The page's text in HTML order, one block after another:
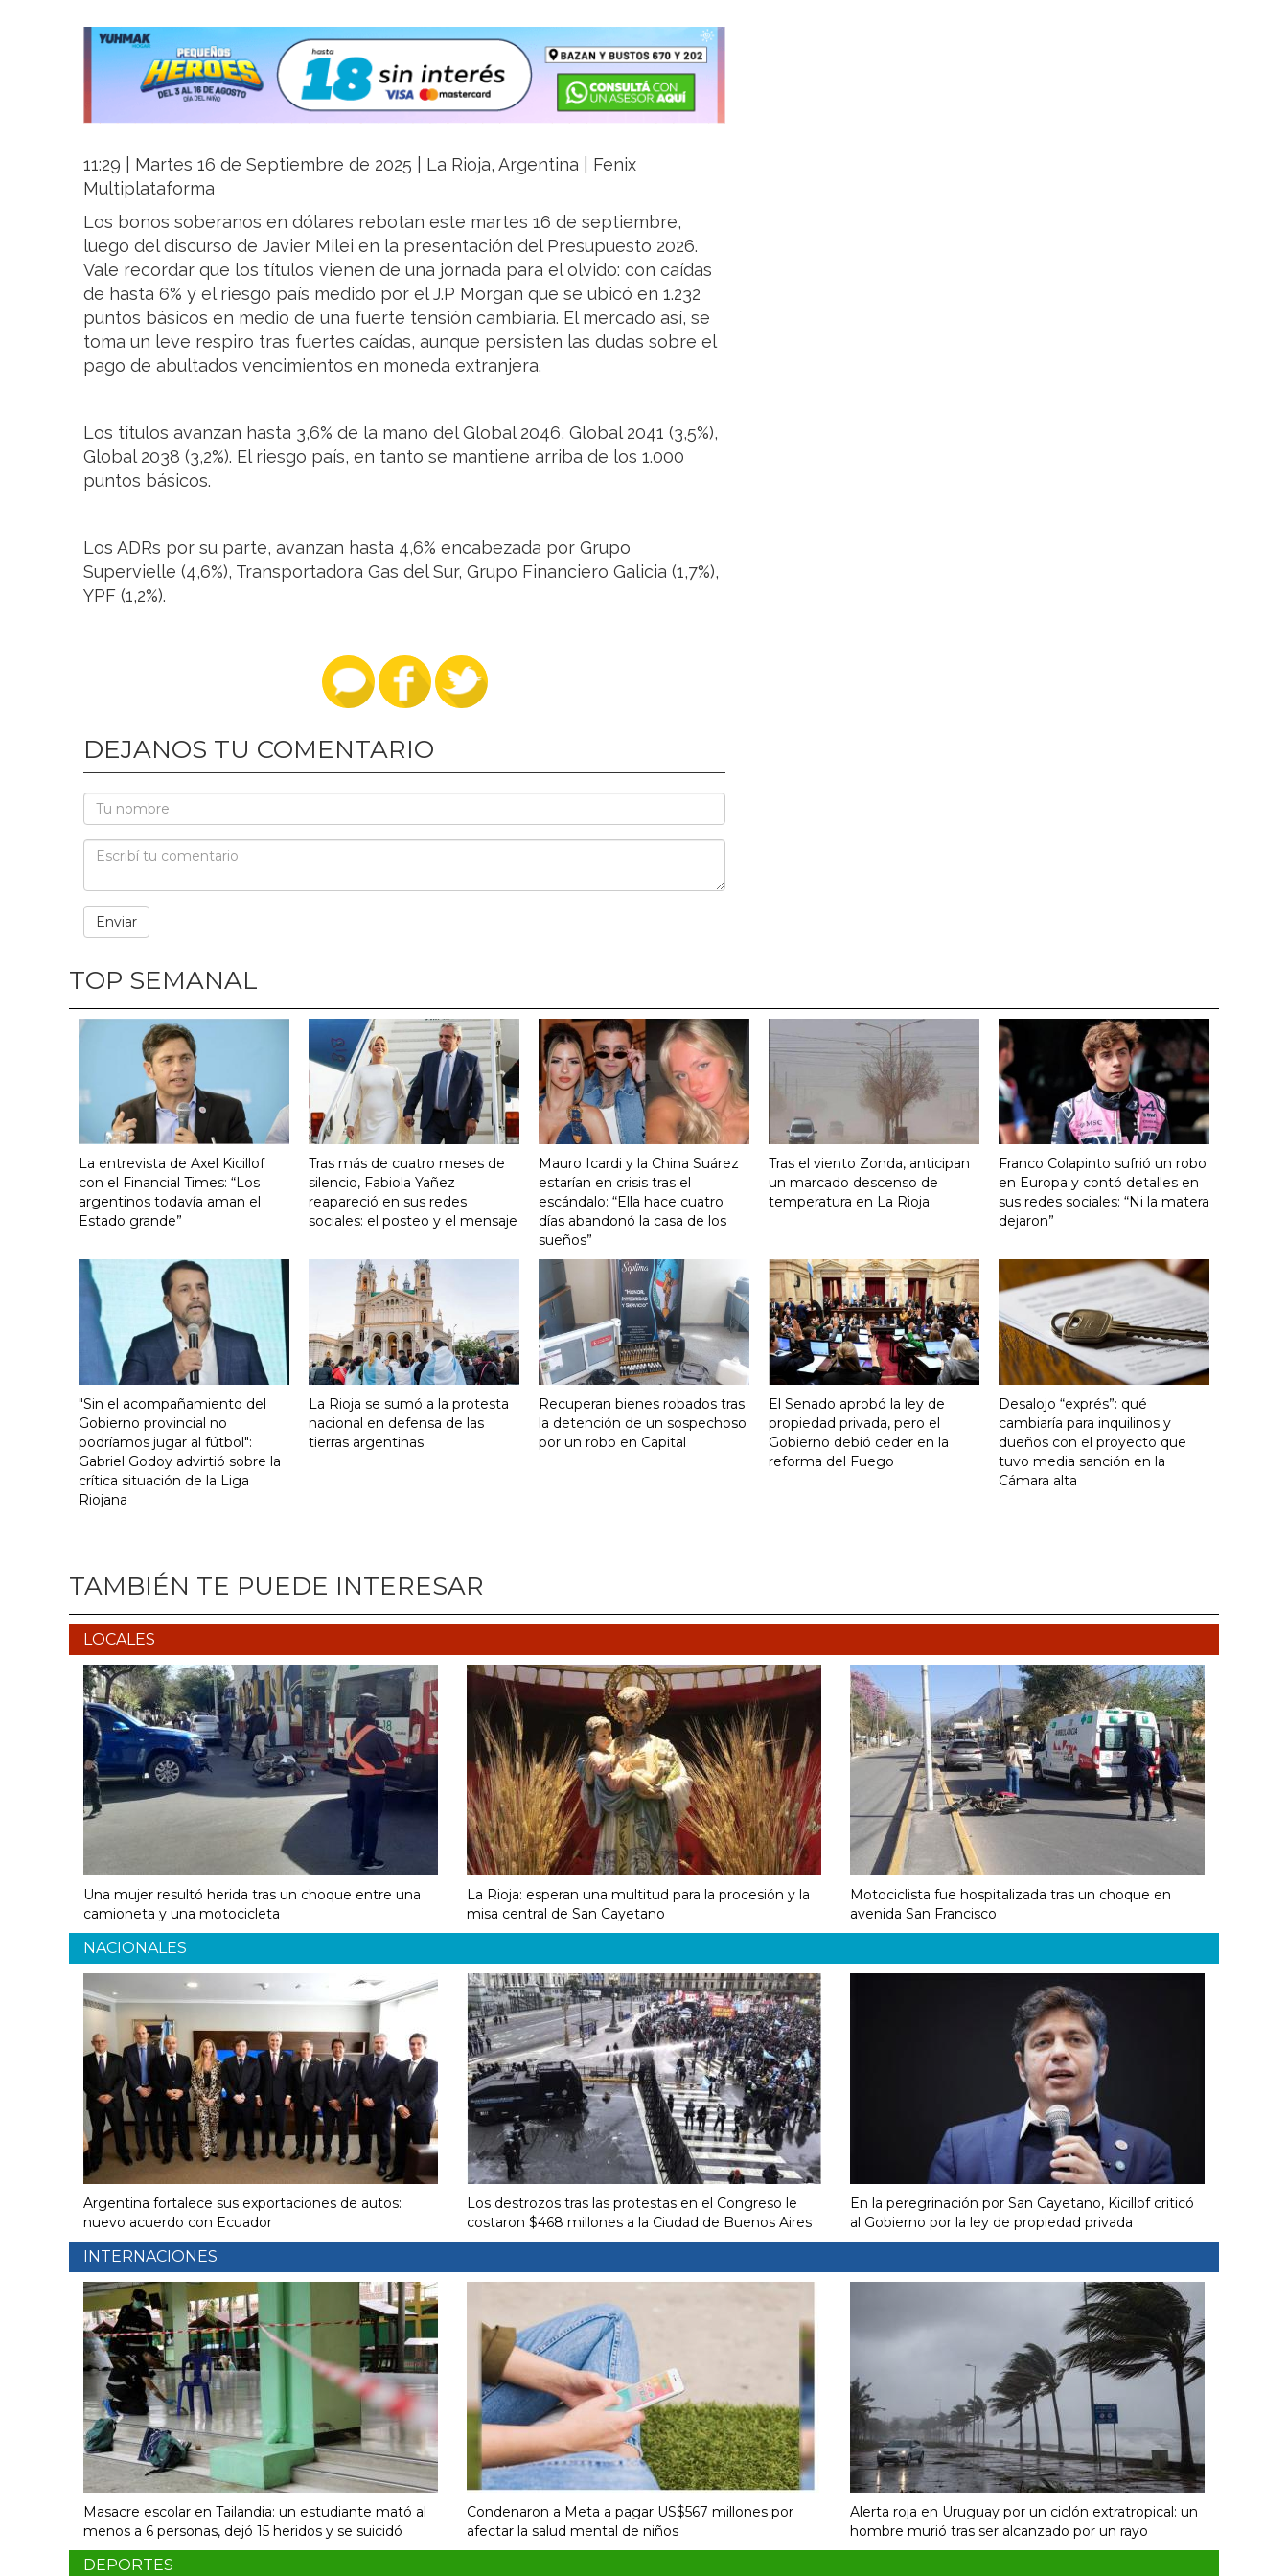
11:29 | Martes 16 de Septiembre de 2025 | La Rioja, Argentina | Fenix
Multiplataforma
Los bonos soberanos en dólares rebotan este martes 16 de septiembre,
luego del discurso de Javier Milei en la presentación del Presupuesto 2026.
Vale recordar que los títulos vienen de una jornada para el olvido: con caídas
de hasta 6% y el riesgo país medido por el J.P Morgan que se ubicó en 1.232
puntos básicos en medio de una fuerte tensión cambiaria. El mercado así, se
toma un leve respiro tras fuertes caídas, aunque persisten las dudas sobre el
pago de abultados vencimientos en moneda extranjera.
Los títulos avanzan hasta 3,6% de la mano del Global 2046, Global 2041 (3,5%),
Global 2038 (3,2%). El riesgo país, en tanto se mantiene arriba de los 1.000
puntos básicos.
Los ADRs por su parte, avanzan hasta 4,6% encabezada por Grupo
Supervielle (4,6%), Transportadora Gas del Sur, Grupo Financiero Galicia (1,7%),
YPF (1,2%).
DEJANOS TU COMENTARIO
TOP SEMANAL
La entrevista de Axel Kicillof
con el Financial Times: “Los
argentinos todavía aman el
Estado grande”
Tras más de cuatro meses de
silencio, Fabiola Yañez
reapareció en sus redes
sociales: el posteo y el mensaje
Mauro Icardi y la China Suárez
estarían en crisis tras el
escándalo: “Ella hace cuatro
días abandonó la casa de los
sueños”
Tras el viento Zonda, anticipan
un marcado descenso de
temperatura en La Rioja
Franco Colapinto sufrió un robo
en Europa y contó detalles en
sus redes sociales: “Ni la matera
dejaron”
"Sin el acompañamiento del
Gobierno provincial no
podríamos jugar al fútbol":
Gabriel Godoy advirtió sobre la
crítica situación de la Liga
Riojana
La Rioja se sumó a la protesta
nacional en defensa de las
tierras argentinas
Recuperan bienes robados tras
la detención de un sospechoso
por un robo en Capital
El Senado aprobó la ley de
propiedad privada, pero el
Gobierno debió ceder en la
reforma del Fuego
Desalojo “exprés”: qué
cambiaría para inquilinos y
dueños con el proyecto que
tuvo media sanción en la
Cámara alta
TAMBIÉN TE PUEDE INTERESAR
LOCALES
Una mujer resultó herida tras un choque entre una
camioneta y una motocicleta
La Rioja: esperan una multitud para la procesión y la
misa central de San Cayetano
Motociclista fue hospitalizada tras un choque en
avenida San Francisco
NACIONALES
Argentina fortalece sus exportaciones de autos:
nuevo acuerdo con Ecuador
Los destrozos tras las protestas en el Congreso le
costaron $468 millones a la Ciudad de Buenos Aires
En la peregrinación por San Cayetano, Kicillof criticó
al Gobierno por la ley de propiedad privada
INTERNACIONES
Masacre escolar en Tailandia: un estudiante mató al
menos a 6 personas, dejó 15 heridos y se suicidó
Condenaron a Meta a pagar US$567 millones por
afectar la salud mental de niños
Alerta roja en Uruguay por un ciclón extratropical: un
hombre murió tras ser alcanzado por un rayo
DEPORTES